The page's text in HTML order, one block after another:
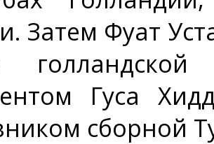
Затем Фуат
Гуса
сборной